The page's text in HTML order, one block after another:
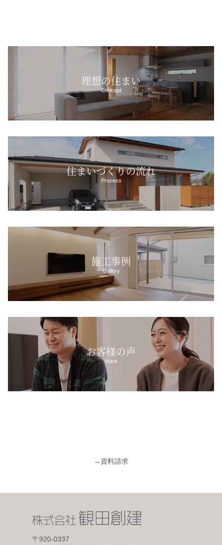
理想の住まい
Concept
住まいづくりの流れ
Process
施工事例
Gallery
お客様の声
Voice
→ 資料請求
〒920-0337